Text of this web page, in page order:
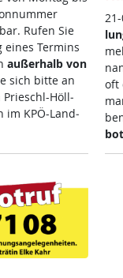
Ru­fen Sie
Ter­mins
au­ßer­halb von
sich bit­te an
Prie­schl-Höll­
im KPÖ-Land­
oft